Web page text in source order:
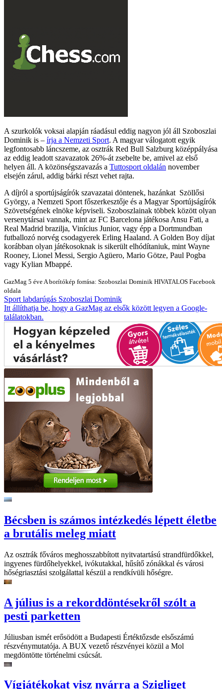
A szurkolók voksai alapján ráadásul eddig nagyon jól áll Szoboszlai
Dominik is – írja a Nemzeti Sport. A magyar válogatott egyik
legfontosabb láncszeme, az osztrák Red Bull Salzburg középpályása
az eddig leadott szavazatok 26%-át zsebelte be, amivel az első
helyen áll. A közönségszavazás a Tuttosport oldalán november
elsején zárul, addig bárki részt vehet rajta.
A díjról a sportújságírók szavazatai döntenek, hazánkat Szöllősi
György, a Nemzeti Sport főszerkesztője és a Magyar Sportújságírók
Szövetségének elnöke képviseli. Szoboszlainak többek között olyan
versenytársai vannak, mint az FC Barcelona játékosa Ansu Fati, a
Real Madrid brazilja, Vinícius Junior, vagy épp a Dortmundban
futballozó norvég csodagyerek Erling Haaland. A Golden Boy díjat
korábban olyan játékosoknak is sikerült elhódítaniuk, mint Wayne
Rooney, Lionel Messi, Sergio Agüero, Mario Götze, Paul Pogba
vagy Kylian Mbappé.
GazMag 5 éve A borítókép forrása: Szoboszlai Dominik HIVATALOS Facebook
oldala
Sport labdarúgás Szoboszlai Dominik
Itt állíthatja be, hogy a GazMag az elsők között legyen a Google-
találatokban.
Bécsben is számos intézkedés lépett életbe
a brutális meleg miatt
Az osztrák főváros meghosszabbított nyitvatartású strandfürdőkkel,
ingyenes fürdőhelyekkel, ivókutakkal, hűsítő zónákkal és városi
hőségriasztási szolgálattal készül a rendkívüli hőségre.
A július is a rekorddöntésekről szólt a
pesti parketten
Júliusban ismét erősödött a Budapesti Értéktőzsde elsőszámú
részvénymutatója. A BUX vezető részvényei közül a Mol
megdöntötte történelmi csúcsát.
Vígjátékokat visz nyárra a Szigliget